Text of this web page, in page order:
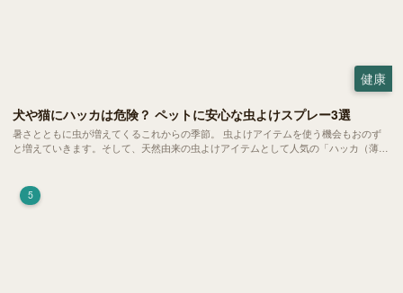
健康
犬や猫にハッカは危険？ ペットに安心な虫よけスプレー3選
暑さとともに虫が増えてくるこれからの季節。 虫よけアイテムを使う機会もおのず
と増えていきます。そして、天然由来の虫よけアイテムとして人気の「ハッカ（薄
5